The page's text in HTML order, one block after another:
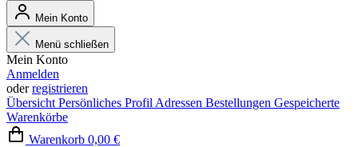
Mein Konto
Menü schließen
Mein Konto
Anmelden
oderregistrieren
Übersicht Persönliches Profil Adressen Bestellungen Gespeicherte
Warenkörbe
Warenkorb 0,00 €